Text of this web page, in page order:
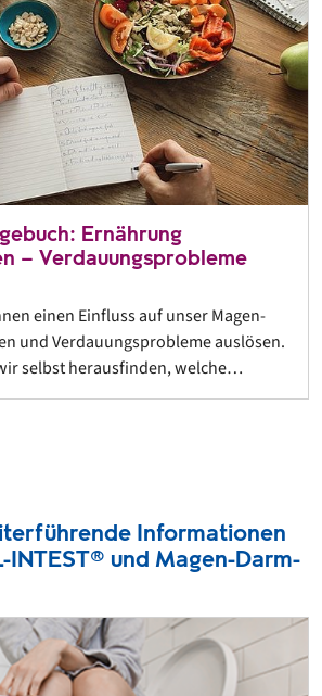
Ernährung
– Verdauungsprobleme
einen Einfluss auf unser Magen-
und Verdauungsprobleme auslösen.
selbst herausfinden, welche…
Informationen
INTEST® und Magen-Darm-